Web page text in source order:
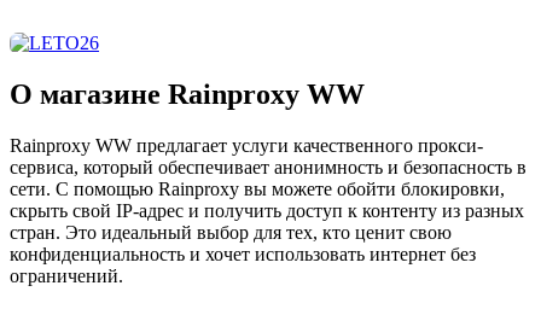
О магазине Rainproxy WW
Rainproxy WW предлагает услуги качественного прокси-
сервиса, который обеспечивает анонимность и безопасность в
сети. С помощью Rainproxy вы можете обойти блокировки,
скрыть свой IP-адрес и получить доступ к контенту из разных
стран. Это идеальный выбор для тех, кто ценит свою
конфиденциальность и хочет использовать интернет без
ограничений.